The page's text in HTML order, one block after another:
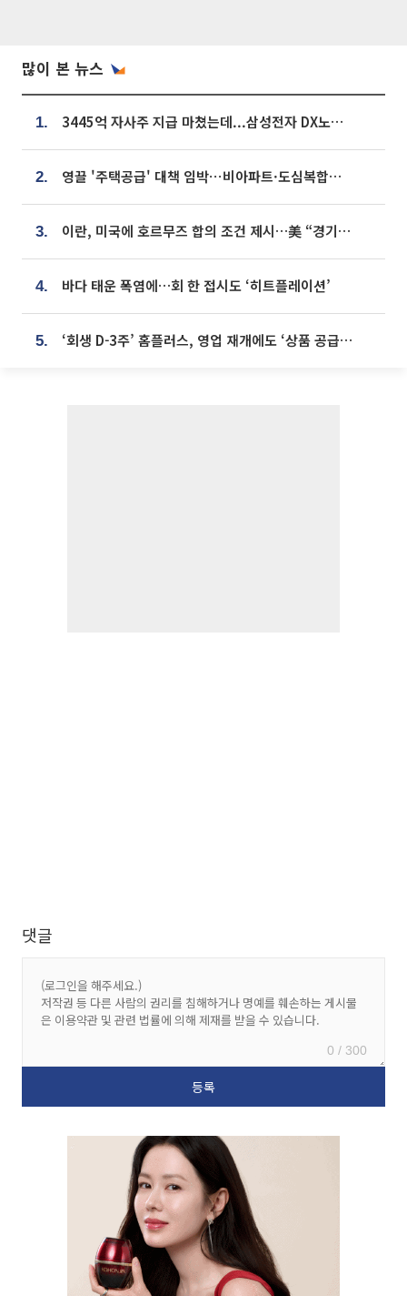
많이 본 뉴스
1. 3445억 자사주 지급 마쳤는데...삼성전자 DX노조, 뒤늦은 '떼쓰기 집회'
2. 영끌 '주택공급' 대책 임박⋯비아파트·도심복합까지 총동원
3. 이란, 미국에 호르무즈 합의 조건 제시…美 “경기 아직 안 끝나” [종합]
4. 바다 태운 폭염에…회 한 접시도 ‘히트플레이션’
5. ‘회생 D-3주’ 홈플러스, 영업 재개에도 ‘상품 공급망’ 복구가 생존 관건
댓글
0 / 300